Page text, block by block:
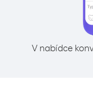
V nabídce